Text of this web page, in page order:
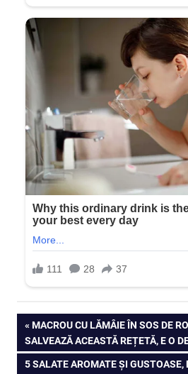
Navigare
în
PREVIOUS
POST:
MACROU CU LĂMÂIE ÎN SOS DE
SALVEAZĂ ACEASTĂ REȚETĂ, E O
NEXT
5 SALATE AROMATE ȘI GUSTOASE,